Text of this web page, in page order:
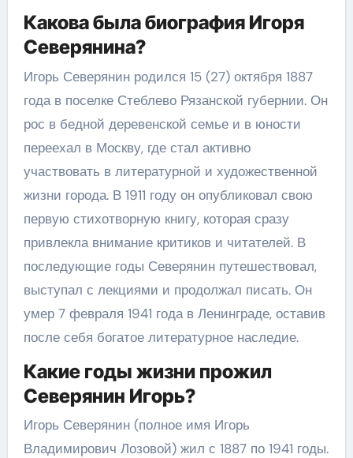
Какова была биография Игоря
Северянина?
Игорь Северянин родился 15 (27) октября 1887
года в поселке Стеблево Рязанской губернии. Он
рос в бедной деревенской семье и в юности
переехал в Москву, где стал активно
участвовать в литературной и художественной
жизни города. В 1911 году он опубликовал свою
первую стихотворную книгу, которая сразу
привлекла внимание критиков и читателей. В
последующие годы Северянин путешествовал,
выступал с лекциями и продолжал писать. Он
умер 7 февраля 1941 года в Ленинграде, оставив
после себя богатое литературное наследие.
Какие годы жизни прожил
Северянин Игорь?
Игорь Северянин (полное имя Игорь
Владимирович Лозовой) жил с 1887 по 1941 годы.